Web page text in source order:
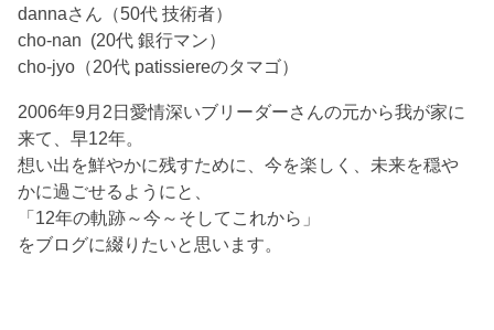
dannaさん（50代 技術者）
cho-nan (20代 銀行マン）
cho-jyo（20代 patissiereのタマゴ）
2006年9月2日愛情深いブリーダーさんの元から我が家に
来て、早12年。
想い出を鮮やかに残すために、今を楽しく、未来を穏や
かに過ごせるようにと、
「12年の軌跡～今～そしてこれから」
をブログに綴りたいと思います。